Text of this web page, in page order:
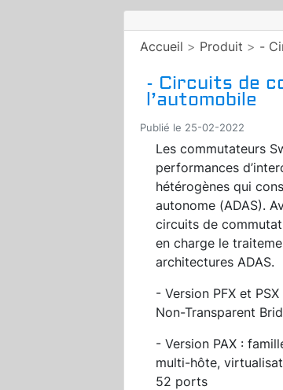
Accueil > Produit > -
- Circuits de
l’automobile
Publié le 25-02-2022
Les commutateurs
performances
hétérogènes qui
autonome (ADAS).
circuits de
en charge le
architectures ADAS.
- Version PFX et
Non-Transparent
- Version PAX :
multi-hôte,
52 ports